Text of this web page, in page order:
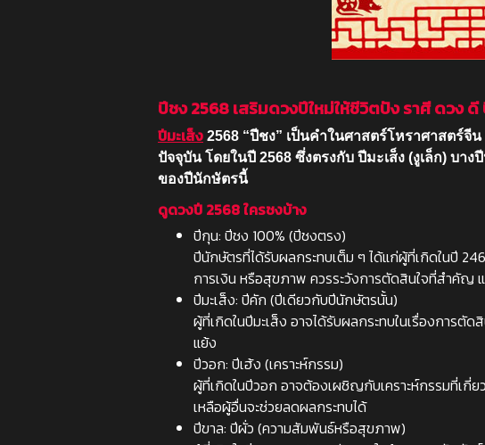
ปีชง 2568 เสริมดวงปีใหม่ให้ชีวิตปัง ราศี ดวง ดี
ปีมะเส็ง 2568 “ปีชง” เป็นคำในศาสตร์โหราศาสตร์
ปัจจุบัน โดยในปี 2568 ซึ่งตรงกับ ปีมะเส็ง (งูเล็ก) บ
ของปีนักษัตรนี้
ดูดวงปี 2568 ใครชงบ้าง
ปีกุน: ปีชง 100% (ปีชงตรง)
ปีนักษัตรที่ได้รับผลกระทบเต็ม ๆ ได้แก่ผู้ที่เกิดในปี
การเงิน หรือสุขภาพ ควรระวังการตัดสินใจที่สำคัญ
ปีมะเส็ง: ปีคัก (ปีเดียวกับปีนักษัตรนั้น)
ผู้ที่เกิดในปีมะเส็ง อาจได้รับผลกระทบในเรื่องการ
แย้ง
ปีวอก: ปีเฮ้ง (เคราะห์กรรม)
ผู้ที่เกิดในปีวอก อาจต้องเผชิญกับเคราะห์กรรมที่เ
เหลือผู้อื่นจะช่วยลดผลกระทบได้
ปีขาล: ปีผั่ว (ความสัมพันธ์หรือสุขภาพ)